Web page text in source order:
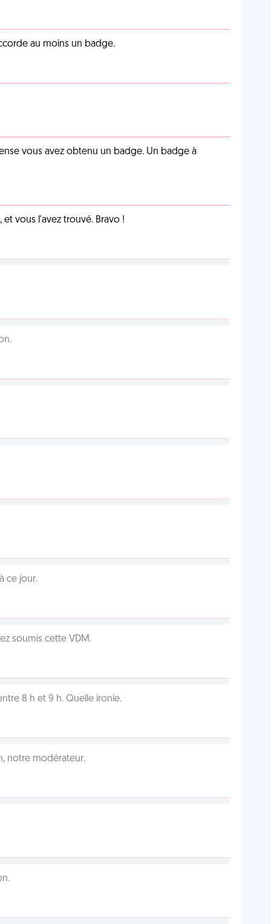
au moins un badge.
vous avez obtenu un badge. Un badge à
vous l'avez trouvé. Bravo !
ce jour.
soumis cette VDM.
8 h et 9 h. Quelle ironie.
notre modérateur.